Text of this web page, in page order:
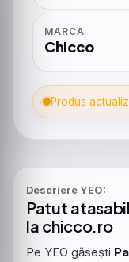
MARCA
Chicco
Produs
Descriere YEO:
Patut atasabil
la chicco.ro
Pe YEO găsești